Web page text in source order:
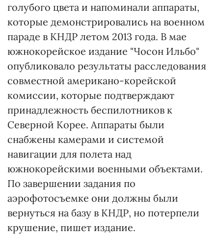
голубого цвета и напоминали аппараты,
которые демонстрировались на военном
параде в КНДР летом 2013 года. В мае
южнокорейское издание "Чосон Ильбо"
опубликовало результаты расследования
совместной американо-корейской
комиссии, которые подтверждают
принадлежность беспилотников к
Северной Корее. Аппараты были
снабжены камерами и системой
навигации для полета над
южнокорейскими военными объектами.
По завершении задания по
аэрофотосъемке они должны были
вернуться на базу в КНДР, но потерпели
крушение, пишет издание.